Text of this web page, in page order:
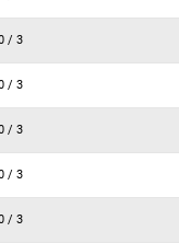
/ 3
/ 3
/ 3
/ 3
/ 3